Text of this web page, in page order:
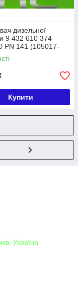
дизельної
9 432 610 374
PN 141 (105017-
MITSUBISHI
Купити
Україна